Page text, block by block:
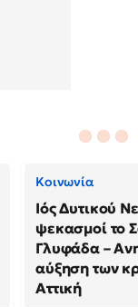
Κοινωνία
Ιός Δυτικού
ψεκασμοί το
Γλυφάδα –
αύξηση των
Αττική